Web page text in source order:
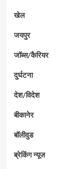
खेल
जयपुर
जॉब्स/कैरियर
दुर्घटना
देश/विदेश
बीकानेर
बॉलीवुड
ब्रेकिंग न्यूज